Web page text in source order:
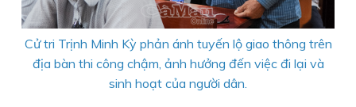
Cử tri Trịnh Minh Kỳ phản ánh tuyến lộ giao thông trên
địa bàn thi công chậm, ảnh hưởng đến việc đi lại và
sinh hoạt của người dân.